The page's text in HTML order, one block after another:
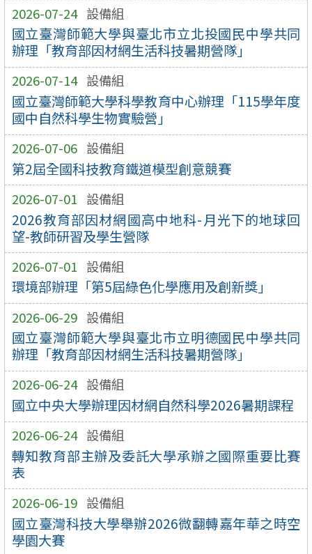
2026-07-24 設備組
國立臺灣師範大學與臺北市立北投國民中學共同
辦理「教育部因材網生活科技暑期營隊」
2026-07-14 設備組
國立臺灣師範大學科學教育中心辦理「115學年度
國中自然科學生物實驗營」
2026-07-06 設備組
第2屆全國科技教育鐵道模型創意競賽
2026-07-01 設備組
2026教育部因材網國高中地科-月光下的地球回
望-教師研習及學生營隊
2026-07-01 設備組
環境部辦理「第5屆綠色化學應用及創新獎」
2026-06-29 設備組
國立臺灣師範大學與臺北市立明德國民中學共同
辦理「教育部因材網生活科技暑期營隊」
2026-06-24 設備組
國立中央大學辦理因材網自然科學2026暑期課程
2026-06-24 設備組
轉知教育部主辦及委託大學承辦之國際重要比賽
表
2026-06-19 設備組
國立臺灣科技大學舉辦2026微翻轉嘉年華之時空
學園大賽